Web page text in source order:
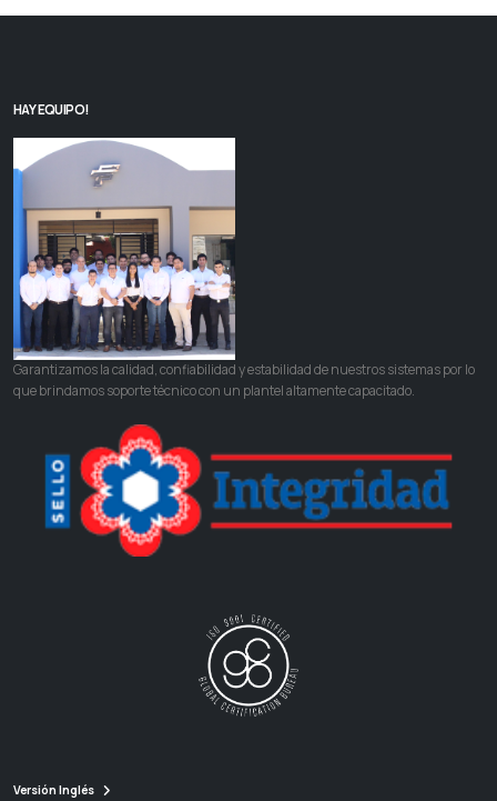
HAY EQUIPO!
Garantizamos la calidad, confiabilidad y estabilidad de nuestros sistemas por lo
que brindamos soporte técnico con un plantel altamente capacitado.
Versión Inglés